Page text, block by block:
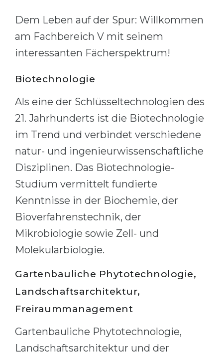
PROFESSIONS
Professions
Fields of Study
Sample Vacancies
CAREER GUIDANCE
Holland Test
Interest Map Test
RIASEC Test
Successat
100%
Our students successfully enroll in
WE APPLY FOR...
Medicine
Engineering
Russia
Ukraine
Kazakhstan
Azerbaijan
Armenia
Belarus
Other Country
BOOK A CONSULTATION
Dem Leben auf der Spur: Willkommen
am Fachbereich V mit seinem
interessanten Fächerspektrum!
Biotechnologie
Als eine der Schlüsseltechnologien des
21. Jahrhunderts ist die Biotechnologie
im Trend und verbindet verschiedene
natur- und ingenieurwissenschaftliche
Disziplinen. Das Biotechnologie-
Studium vermittelt fundierte
Kenntnisse in der Biochemie, der
Bioverfahrenstechnik, der
Mikrobiologie sowie Zell- und
Molekularbiologie.
Gartenbauliche Phytotechnologie,
Landschaftsarchitektur,
Freiraummanagement
Gartenbauliche Phytotechnologie,
Landschaftsarchitektur und der